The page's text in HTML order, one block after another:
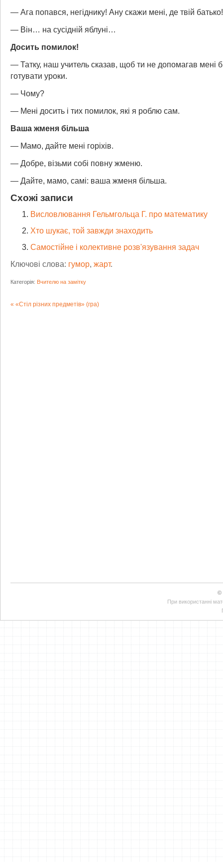
— Ага попався, негіднику! Ану скажи мені, де твій батько!
— Він… на сусідній яблуні…
Досить помилок!
— Татку, наш учитель сказав, щоб ти не допомагав мені
готувати уроки.
— Чому?
— Мені досить і тих помилок, які я роблю сам.
Ваша жменя більша
— Мамо, дайте мені горіхів.
— Добре, візьми собі повну жменю.
— Дайте, мамо, самі: ваша жменя більша.
Схожі записи
Висловлювання Гельмгольца Г. про математику
Хто шукає, той завжди знаходить
Самостійне і колективне розв'язування задач
Ключові слова: гумор, жарт.
Категорія: Вчителю на замітку
«Стіл різних предметів» (гра)
©
При використанні